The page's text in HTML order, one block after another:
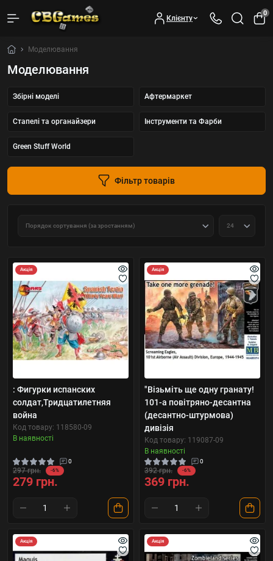
Клієнту
0
Моделювання
Моделювання
Збірні моделі Афтермаркет
Стапелі та органайзери Інструменти та Фарби
Green Stuff World
Фільтр товарів
Акція
: Фигурки испанских
солдат,Тридцатилетняя
война
Код товару: 118580-09
В наявності
0
297 грн. -6%
279 грн.
Акція
"Візьміть ще одну гранату!
101-а повітряно-десантна
(десантно-штурмова)
дивізія
Код товару: 119087-09
В наявності
0
392 грн. -6%
369 грн.
Акція Акція